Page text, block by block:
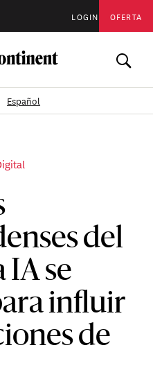
LOGIN OFERTA
Español
del
IA se
influir
de